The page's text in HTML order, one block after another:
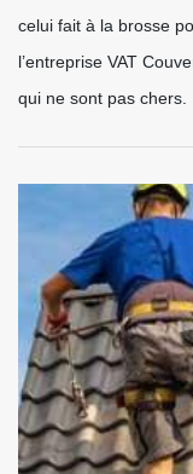
celui fait à la brosse
l’entreprise VAT
qui ne sont pas chers.